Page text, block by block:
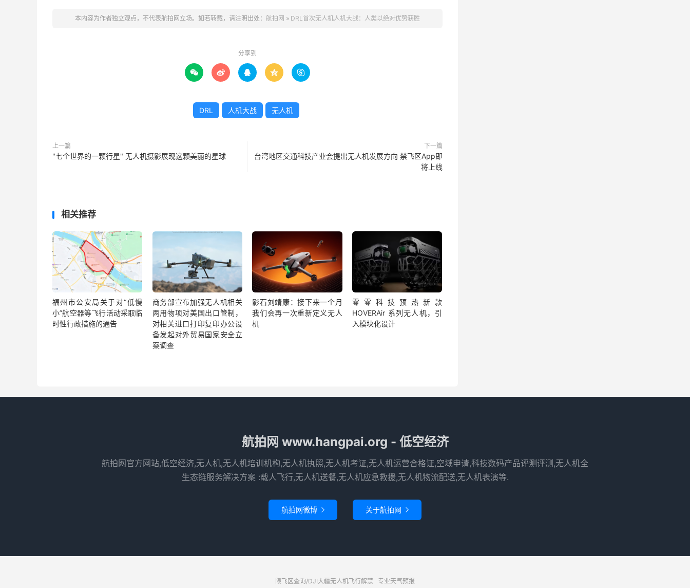
本内容为作者独立观点，不代表航拍网立场。如若转载，请注明出处： 航拍网 » DRL首次无人机人机大战：人类以绝对优势获胜
分享到
    
DRL 人机大战 无人机
上一篇
"七个世界的一颗行星" 无人机摄影展现这颗美丽的星球
下一篇
台湾地区交通科技产业会提出无人机发展方向 禁飞区App即
将上线
相关推荐
福州市公安局关于对“低慢
小”航空器等飞行活动采取临
时性行政措施的通告
商务部宣布加强无人机相关
两用物项对美国出口管制，
对相关进口打印复印办公设
备发起对外贸易国家安全立
案调查
影石刘靖康：接下来一个月
我们会再一次重新定义无人
机
零零科技预热新款
HOVERAir 系列无人机，引
入模块化设计
航拍网 www.hangpai.org - 低空经济
航拍网官方网站,低空经济,无人机,无人机培训机构,无人机执照,无人机考证,无人机运营合格证,空域申请,科技数码产品评测评测,无人机全
生态链服务解决方案 :载人飞行,无人机送餐,无人机应急救援,无人机物流配送,无人机表演等.
航拍网微博  关于航拍网 
限飞区查询/DJI大疆无人机飞行解禁 专业天气预报